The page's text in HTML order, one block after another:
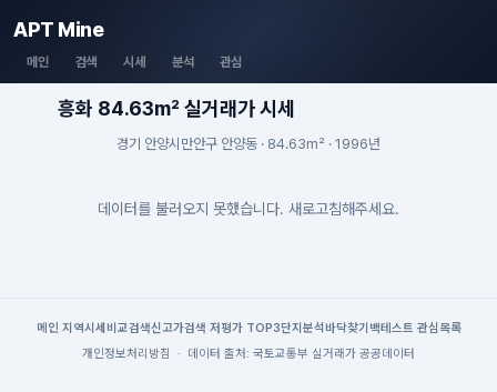
APT Mine
메인 검색 시세 분석 관심
흥화 84.63m² 실거래가 시세
경기 안양시만안구 안양동 · 84.63m² · 1996년
데이터를 불러오지 못했습니다. 새로고침해주세요.
메인| 지역시세 비교검색신고가검색 저평가 TOP3단지분석 바닥찾기 백테스트 관심목록
개인정보처리방침
· 데이터 출처: 국토교통부 실거래가 공공데이터